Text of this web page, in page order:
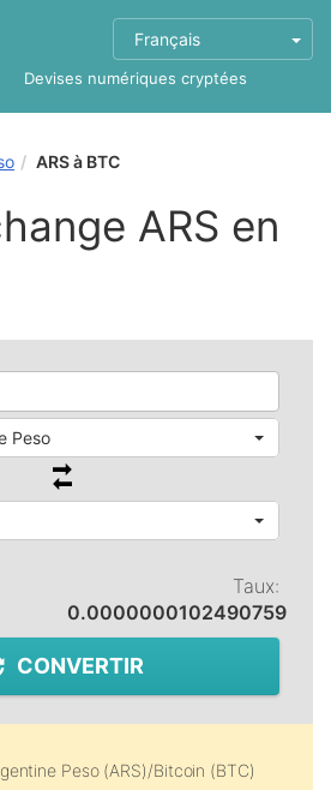
Français
Devises numériques cryptées
ARS à BTC
ARS en
Peso
Taux:
0.0000000102490759
CONVERTIR
Peso (ARS)/Bitcoin (BTC)